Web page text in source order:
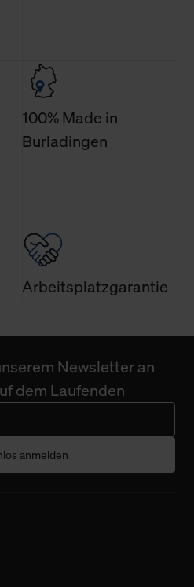
100% Made in
Burladingen
Arbeitsplatzgarantie
Newsletter an
dem Laufenden
anmelden